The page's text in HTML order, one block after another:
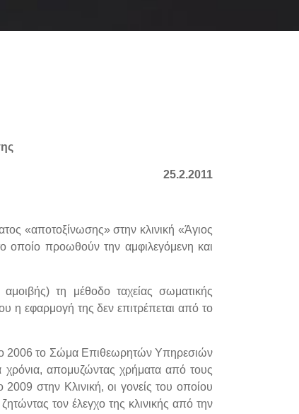
25.2.2011
«αποτοξίνωσης» στην κλινική «Άγιος
οποίο προωθούν την αμφιλεγόμενη και
αμοιβής) τη μέθοδο ταχείας σωματικής
η εφαρμογή της δεν επιτρέπεται από το
το 2006 το Σώμα Επιθεωρητών Υπηρεσιών
χρόνια, απομυζώντας χρήματα από τους
2009 στην Κλινική, οι γονείς του οποίου
τον έλεγχο της κλινικής από την